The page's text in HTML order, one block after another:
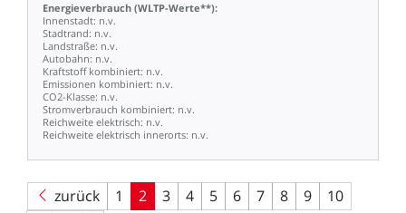
Energieverbrauch (WLTP-Werte**):
Innenstadt: n.v.
Stadtrand: n.v.
Landstraße: n.v.
Autobahn: n.v.
Kraftstoff kombiniert: n.v.
Emissionen kombiniert: n.v.
CO2-Klasse: n.v.
Stromverbrauch kombiniert: n.v.
Reichweite elektrisch: n.v.
Reichweite elektrisch innerorts: n.v.
zurück 1 2 3 4 5 6 7 8 9
10